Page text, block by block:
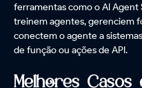
ferramentas como o AI
treinem agentes, gerenciem
conectem o agente a
de função ou ações de API.
Melhores Casos